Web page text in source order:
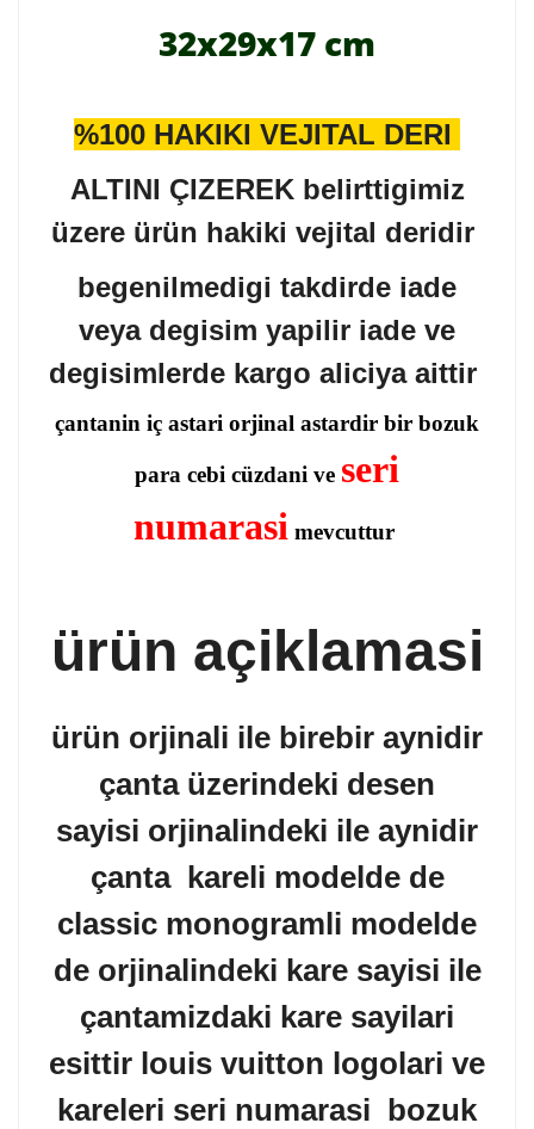
32x29x17 cm
%100 HAKIKI VEJITAL DERI
ALTINI ÇIZEREK belirttigimiz
üzere ürün hakiki vejital deridir
begenilmedigi takdirde iade
veya degisim yapilir iade ve
degisimlerde kargo aliciya aittir
çantanin iç astari orjinal astardir bir bozuk
para cebi cüzdani ve seri
numarasi mevcuttur
ürün açiklamasi
ürün orjinali ile birebir aynidir
çanta üzerindeki desen
sayisi orjinalindeki ile aynidir
çanta kareli modelde de
classic monogramli modelde
de orjinalindeki kare sayisi ile
çantamizdaki kare sayilari
esittir louis vuitton logolari ve
kareleri seri numarasi bozuk